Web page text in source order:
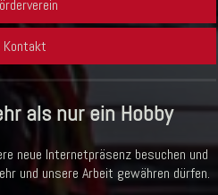
Kontakt
als nur ein Hobby
neue Internetpräsenz besuchen und
und unsere Arbeit gewähren dürfen.